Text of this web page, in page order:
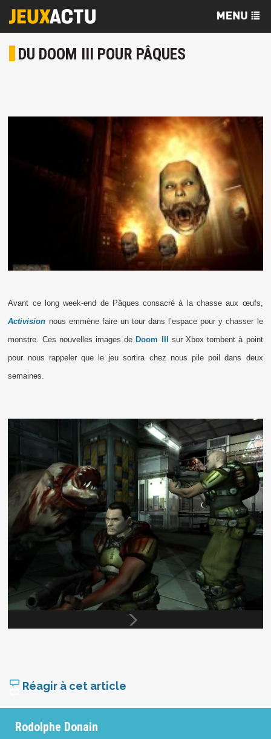
DU DOOM III POUR PÂQUES
Avant ce long week-end de Pâques consacré à la chasse aux œufs,
Activision nous emmène faire un tour dans l’espace pour y chasser le
monstre. Ces nouvelles images de Doom III
sur Xbox tombent à point
pour nous rappeler que le jeu sortira chez nous pile poil dans deux
semaines.
Réagir à cet article
Rodolphe Donain